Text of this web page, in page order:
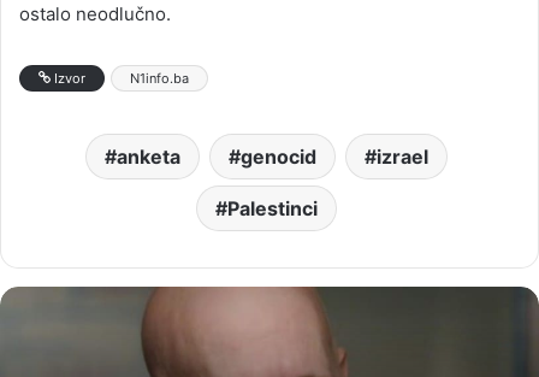
ostalo neodlučno.
Izvor N1info.ba
anketa genocid izrael
Palestinci